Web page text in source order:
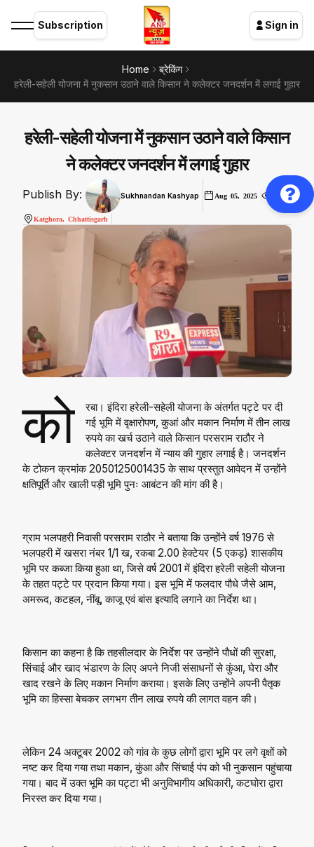
Subscription Sign in
Home
ब्रेकिंग
हरेली-सहेली योजना में नुकसान उठाने वाले किसान ने कलेक्टर जनदर्शन में लगाई गुहार
हरेली-सहेली योजना में नुकसान उठाने वाले किसान
ने कलेक्टर जनदर्शन में लगाई गुहार
Publish By: Sukhnandan Kashyap Aug 05, 2025 428
Katghora, Chhattisgarh
को
रबा। इंदिरा हरेली-सहेली योजना के अंतर्गत पट्टे पर दी
गई भूमि में वृक्षारोपण, कुआं और मकान निर्माण में तीन लाख
रुपये का खर्च उठाने वाले किसान परसराम राठौर ने
कलेक्टर जनदर्शन में न्याय की गुहार लगाई है। जनदर्शन
के टोकन क्रमांक 2050125001435 के साथ प्रस्तुत आवेदन में उन्होंने
क्षतिपूर्ति और खाली पड़ी भूमि पुनः आबंटन की मांग की है।
ग्राम भलपहरी निवासी परसराम राठौर ने बताया कि उन्होंने वर्ष 1976 से
भलपहरी में खसरा नंबर 1/1 ख, रकबा 2.00 हेक्टेयर (5 एकड़) शासकीय
भूमि पर कब्जा किया हुआ था, जिसे वर्ष 2001 में इंदिरा हरेली सहेली योजना
के तहत पट्टे पर प्रदान किया गया। इस भूमि में फलदार पौधे जैसे आम,
अमरूद, कटहल, नींबू, काजू एवं बांस इत्यादि लगाने का निर्देश था।
किसान का कहना है कि तहसीलदार के निर्देश पर उन्होंने पौधों की सुरक्षा,
सिंचाई और खाद भंडारण के लिए अपने निजी संसाधनों से कुंआ, घेरा और
खाद रखने के लिए मकान निर्माण कराया। इसके लिए उन्होंने अपनी पैतृक
भूमि का हिस्सा बेचकर लगभग तीन लाख रुपये की लागत वहन की।
लेकिन 24 अक्टूबर 2002 को गांव के कुछ लोगों द्वारा भूमि पर लगे वृक्षों को
नष्ट कर दिया गया तथा मकान, कुंआ और सिंचाई पंप को भी नुकसान पहुंचाया
गया। बाद में उक्त भूमि का पट्टा भी अनुविभागीय अधिकारी, कटघोरा द्वारा
निरस्त कर दिया गया।